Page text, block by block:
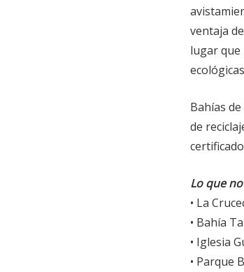
ventaja
lugar que
Bahías
de
Lo que
• La
• Bahía
• Iglesia
• Parque